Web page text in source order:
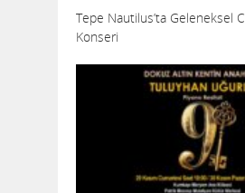
Tepe Nautilus’ta Geleneksel
Konseri